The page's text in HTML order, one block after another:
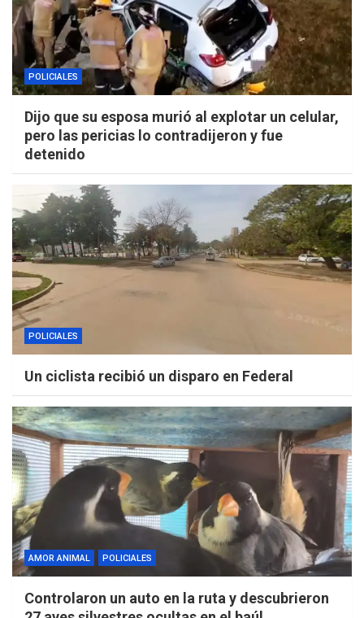
POLICIALES
Dijo que su esposa murió al explotar un celular,
pero las pericias lo contradijeron y fue
detenido
POLICIALES
Un ciclista recibió un disparo en Federal
AMOR ANIMAL POLICIALES
Controlaron un auto en la ruta y descubrieron